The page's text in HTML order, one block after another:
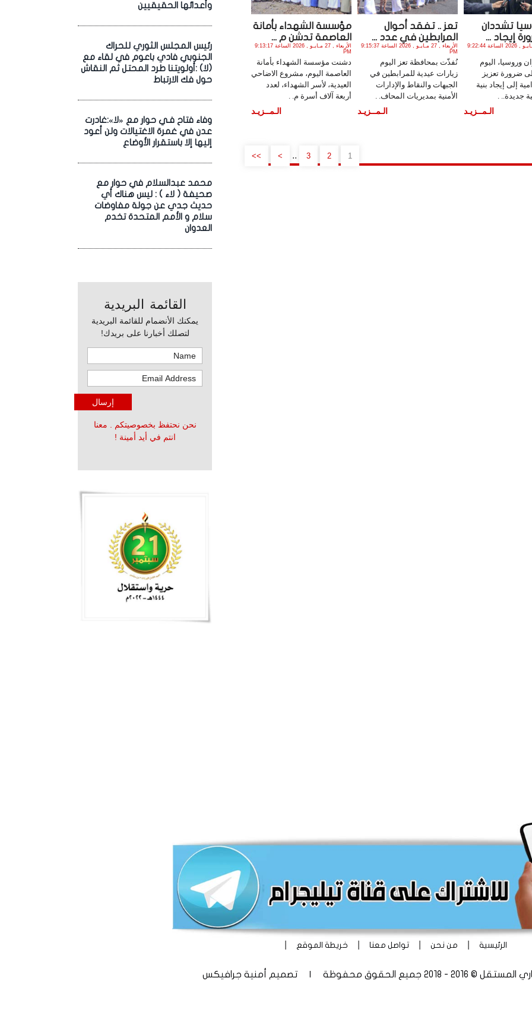
وأعدائها الحقيقيين
رئيس المجلس الثوري للحراك
الجنوبي فادي باعوم في لقاء مع
(لا) :أولويتنا طرد المحتل ثم النقاش
حول فك الارتباط
وفاء فتاح فـي حوار مع «لا»:غادرت
عدن في غمرة الاغتيالات ولن أعود
إليها إلا باستقرار الأوضاع
محمد عبدالسلام في حوار مع
صحيفة ( لاء ) : ليس هناك أي
حديث جدي عن جولة مفاوضات
سلام و الأمم المتحدة تخدم
العدوان
القائمة البريدية
يمكنك الأنضمام للقائمة البريدية
لتصلك أخبارنا على بريدك!
نحن نحتفظ بخصوصيتكم . معنا
انتم في أيد أمينة !
تشددان
إيجاد ...
الأربعاء , 27 مـايـو , 2026 الساعة 9:22:44
وروسيا، اليوم
ضرورة تعزيز
إلى إيجاد بنية
جديدة.. .
الـمــزيـد
تعز .. تفقد أحوال
المرابطين في عدد ...
الأربعاء , 27 مـايـو , 2026 الساعة 9:15:37
PM
نُفذّت بمحافظة تعز اليوم
زيارات عيدية للمرابطين في
الجبهات والنقاط والإدارات
الأمنية بمديريات المحاف. .
الـمــزيـد
مؤسسة الشهداء بأمانة
العاصمة تدشن م ...
الأربعاء , 27 مـايـو , 2026 الساعة 9:13:17
PM
دشنت مؤسسة الشهداء بأمانة
العاصمة اليوم، مشروع الاضاحي
العيدية، لأسر الشهداء، لعدد
أربعة آلاف أسرة م. .
الـمــزيـد
1
2
3
..
>
>>
الرئيسية من نحن تواصل معنا خريطة الموقع
2018 جميع الحقوق محفوظة | تصميم أمنية جرافيكس